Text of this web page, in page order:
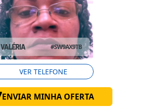
VALÉRIA #SW9AX9TB
VER TELEFONE
ENVIAR MINHA OFERTA